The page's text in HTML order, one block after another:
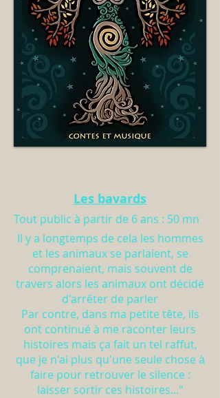
Les bavards
Tout public à partir de 6 ans : 50 mn
Il y a longtemps de cela les hommes
et les animaux se parlaient, se
comprenaient, mais souvent de
travers alors les animaux ont décidé
d'arrêter de parler
Par contre, dans ma petite tête, ils
ont continué à me raconter leurs
histoires mais ça fait un tel raffut,
que je n'ai plus qu'une seule chose à
faire pour retrouver le silence :
laisser sortir ces histoires..."